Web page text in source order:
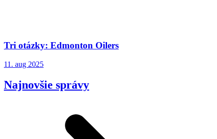
Tri otázky: Edmonton Oilers
11. aug 2025
Najnovšie správy